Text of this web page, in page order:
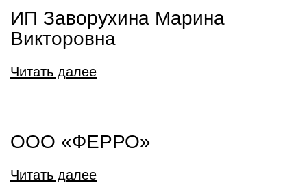
ИП Заворухина Марина
Викторовна
Читать далее
ООО «ФЕРРО»
Читать далее